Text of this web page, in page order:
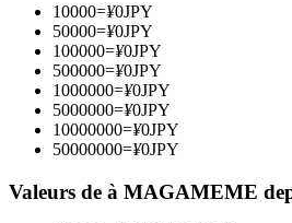
Devenez un trader de copie
Profitez du partage des bénéfices
10000=¥0JPY
50000=¥0JPY
100000=¥0JPY
500000=¥0JPY
1000000=¥0JPY
5000000=¥0JPY
10000000=¥0JPY
50000000=¥0JPY
Valeurs de à MAGAMEME